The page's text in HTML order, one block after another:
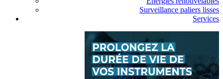
Surveillance paliers lisses
Services